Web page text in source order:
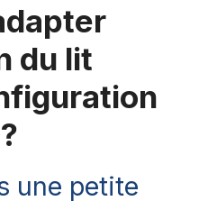
du lit
une petite